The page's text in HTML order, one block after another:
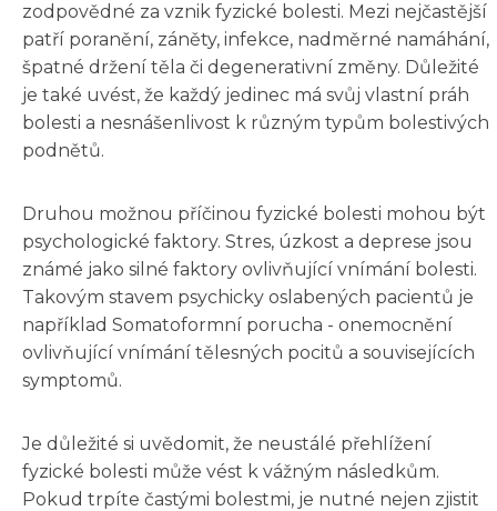
zodpovědné za vznik fyzické bolesti. Mezi nejčastější
patří poranění, záněty, infekce, nadměrné namáhání,
špatné držení těla či degenerativní změny. Důležité
je také uvést, že každý jedinec má svůj vlastní práh
bolesti a nesnášenlivost k různým typům bolestivých
podnětů.
Druhou možnou příčinou fyzické bolesti mohou být
psychologické faktory. Stres, úzkost a deprese jsou
známé jako silné faktory ovlivňující vnímání bolesti.
Takovým stavem psychicky oslabených pacientů je
například Somatoformní porucha - onemocnění
ovlivňující vnímání tělesných pocitů a souvisejících
symptomů.
Je důležité si uvědomit, že neustálé přehlížení
fyzické bolesti může vést k vážným následkům.
Pokud trpíte častými bolestmi, je nutné nejen zjistit